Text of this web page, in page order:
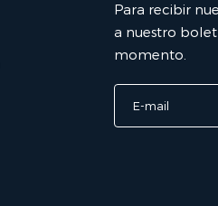
Para recibir
a nuestro
momento.